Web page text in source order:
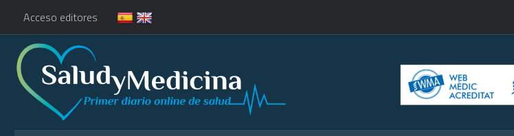
Acceso editores